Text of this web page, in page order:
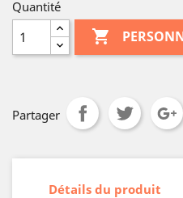
Quantité

Partager
Détails du produit